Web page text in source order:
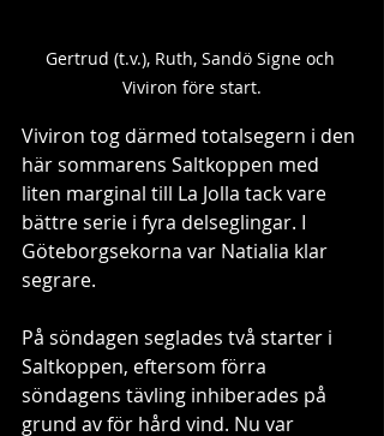
Gertrud (t.v.), Ruth, Sandö Signe och
Viviron före start.
Viviron tog därmed totalsegern i den
här sommarens Saltkoppen med
liten marginal till La Jolla tack vare
bättre serie i fyra delseglingar. I
Göteborgsekorna var Natialia klar
segrare.
På söndagen seglades två starter i
Saltkoppen, eftersom förra
söndagens tävling inhiberades på
grund av för hård vind. Nu var